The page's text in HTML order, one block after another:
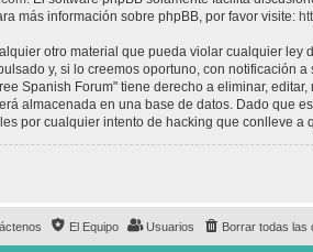
más información sobre phpBB, por favor visite:
otro material que pueda violar cualquier ley
y, si lo creemos oportuno, con notificación
Spanish Forum" tiene derecho a eliminar,
almacenada en una base de datos. Dado que
por cualquier intento de hacking que conlleve a
Borrar todas las
Usuarios
El Equipo